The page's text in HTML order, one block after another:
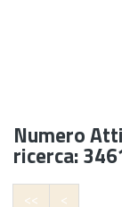
Numero
ricerca:
<<
<